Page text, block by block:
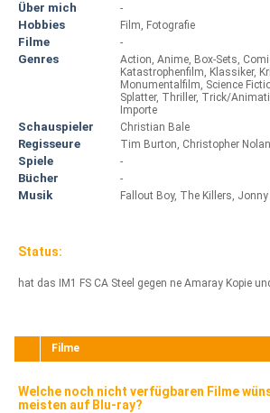
Über mich -
Hobbies Film, Fotografie
Filme -
Genres
Action, Anime, Box-Sets,
Katastrophenfilm, Klassiker,
Monumentalfilm, Science
Splatter, Thriller, Trick/
Importe
Schauspieler Christian Bale
Regisseure Tim Burton, Christopher Nolan
Spiele -
Bücher -
Musik Fallout Boy, The Killers,
Status:
hat das IM1 FS CA Steel gegen ne Amaray Kopie
Filme
Welche noch nicht verfügbaren Filme
meisten auf Blu-ray?